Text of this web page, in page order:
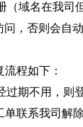
域名在我
，否则会自
程如下：
过期不用，则
联系我司解